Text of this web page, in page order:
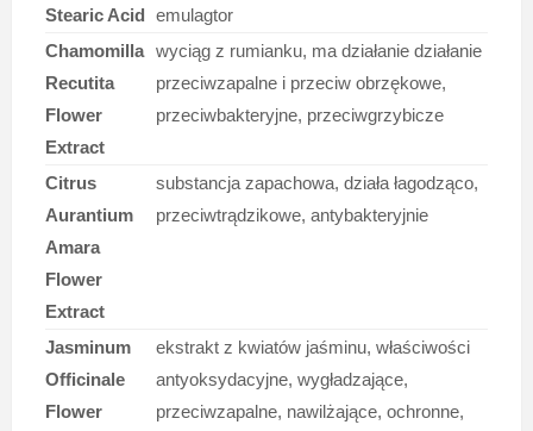
Stearic Acid emulagtor
Chamomilla
Recutita
Flower
Extract
wyciąg z rumianku, ma działanie działanie
przeciwzapalne i przeciw obrzękowe,
przeciwbakteryjne, przeciwgrzybicze
Citrus
Aurantium
Amara
Flower
Extract
substancja zapachowa, działa łagodząco,
przeciwtrądzikowe, antybakteryjnie
Jasminum
Officinale
Flower
ekstrakt z kwiatów jaśminu, właściwości
antyoksydacyjne, wygładzające,
przeciwzapalne, nawilżające, ochronne,